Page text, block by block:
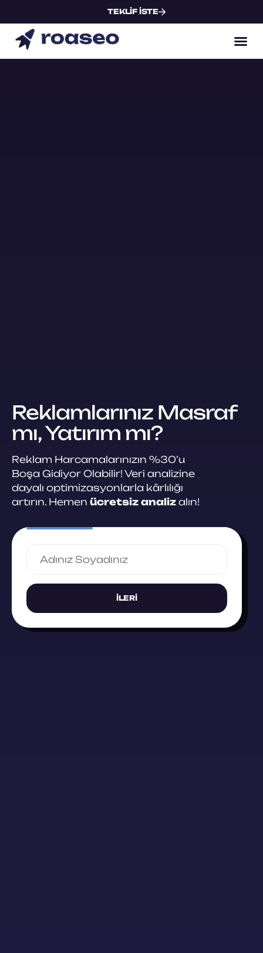
TEKLIF ISTE
Reklamlarınız Masraf
mı, Yatırım mı?
Reklam Harcamalarınızın %30’u
Boşa Gidiyor Olabilir! Veri analizine
dayalı optimizasyonlarla kârlılığı
artırın. Hemen ücretsiz analiz alın!
İLERI